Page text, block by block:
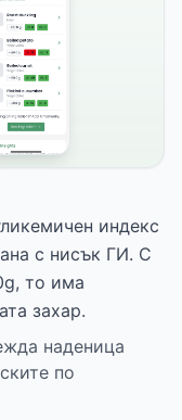
индекс
с нисък ГИ. С
то има
захар.
наденица
по